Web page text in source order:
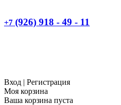
+7 (926) 918 - 49 - 11
Вход | Регистрация
Моя корзина
Ваша корзина пуста